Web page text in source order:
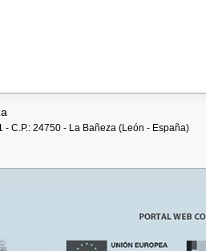
- C.P.: 24750 - La Bañeza (León - España)